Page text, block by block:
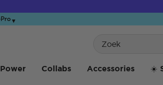
▼
Power Collabs Accessories ☀️